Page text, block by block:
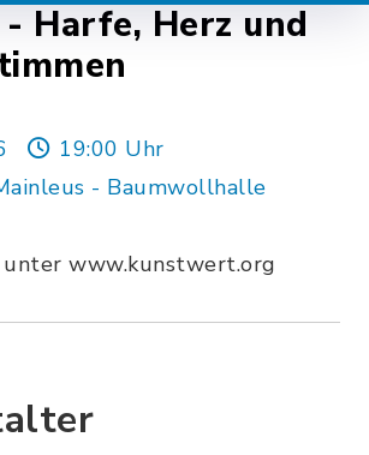
Harfe, Herz und
19:00 Uhr
- Baumwollhalle
www.kunstwert.org